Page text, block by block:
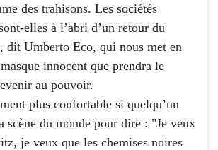
des trahisons. Les sociétés
elles à l’abri d’un retour du
dit Umberto Eco, qui nous met en
innocent que prendra le
au pouvoir.
plus confortable si quelqu’un
scène du monde pour dire : "Je veux
je veux que les chemises noires